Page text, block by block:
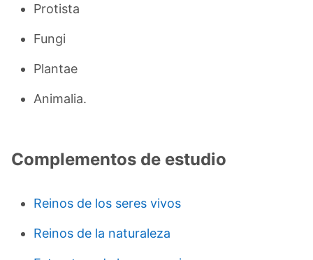
Protista
Fungi
Plantae
Animalia.
Complementos de estudio
Reinos de los seres vivos
Reinos de la naturaleza